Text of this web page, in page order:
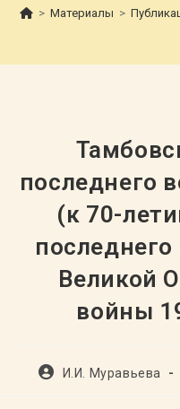
> Материалы >
последнего
(к 70-
Великой
войны
АвторИ.И. Муравьева